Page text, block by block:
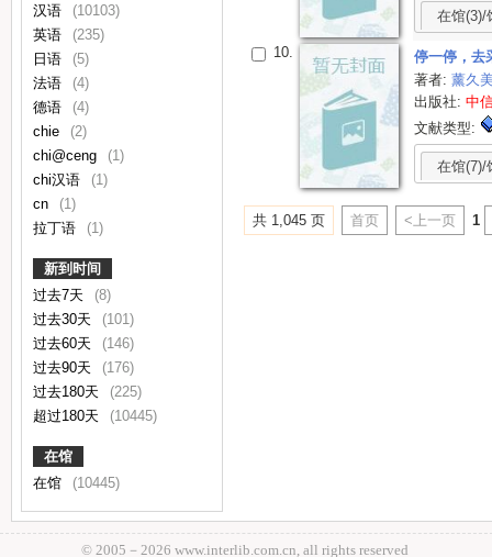
汉语
(10103)
英语
(235)
日语
(5)
法语
(4)
德语
(4)
chie
(2)
chi@ceng
(1)
chi汉语
(1)
cn
(1)
拉丁语
(1)
新到时间
过去7天
(8)
过去30天
(101)
过去60天
(146)
过去90天
(176)
过去180天
(225)
超过180天
(10445)
在馆
在馆
(10445)
在馆(3)/
10.
停一停，去
著者:薰久
出版社:中
文献类型:
在馆(7)/
共 1,045 页 首页 <上一页 1
© 2005－ 2026 www.interlib.com.cn, all rights reserved